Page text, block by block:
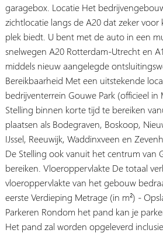
garagebox. Locatie Het
zichtlocatie langs de A20 dat zeker
plek biedt. U bent met de auto in een
snelwegen A20 Rotterdam-Utrecht en
middels nieuw aangelegde
Bereikbaarheid Met een uitstekende
bedrijventerrein Gouwe Park (officieel
Stelling binnen korte tijd te bereiken
plaatsen als Bodegraven, Boskoop,
IJssel, Reeuwijk, Waddinxveen en
De Stelling ook vanuit het centrum van
bereiken. Vloeroppervlakte De totaal
vloeroppervlakte van het gebouw
eerste Verdieping Metrage (in m²) -
Parkeren Rondom het pand kan je
Het pand zal worden opgeleverd